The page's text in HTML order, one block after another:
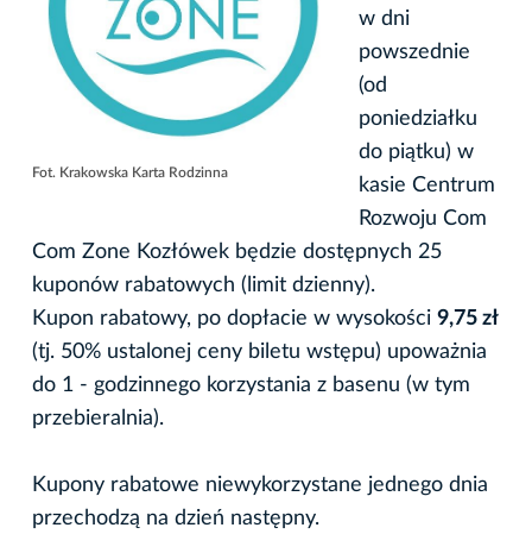
Fot. Krakowska Karta Rodzinna
w dni
powszednie
(od
poniedziałku
do piątku) w
kasie Centrum
Rozwoju Com
Com Zone Kozłówek będzie dostępnych 25
kuponów rabatowych (limit dzienny).
Kupon rabatowy, po dopłacie w wysokości 9,75 zł
(tj. 50% ustalonej ceny biletu wstępu) upoważnia
do 1 - godzinnego korzystania z basenu (w tym
przebieralnia).
Kupony rabatowe niewykorzystane jednego dnia
przechodzą na dzień następny.